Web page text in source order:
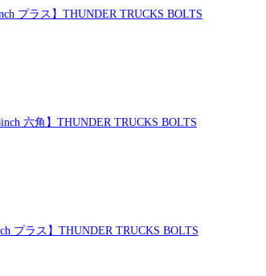
プラス】THUNDER TRUCKS BOLTS
六角】THUNDER TRUCKS BOLTS
プラス】THUNDER TRUCKS BOLTS